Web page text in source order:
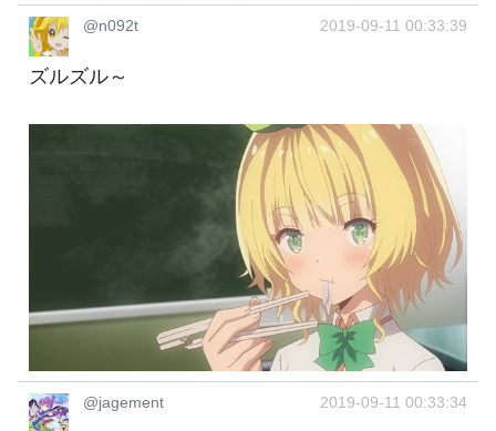
@n092t 2019-09-11 00:33:39
ズルズル～
@jagement 2019-09-11 00:33:34